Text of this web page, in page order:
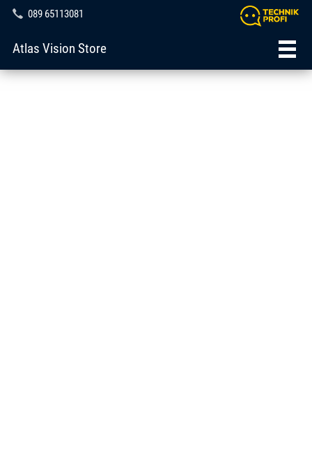
089 65113081
Atlas Vision Store